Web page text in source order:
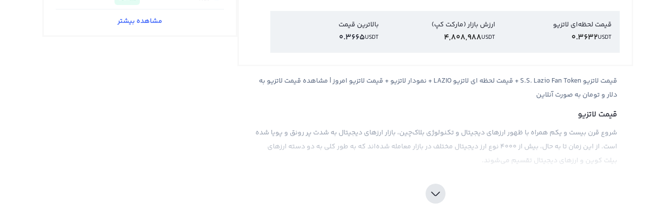
قیمت لحظه‌ای لاتزیو
USDT
0.3632
ارزش بازار (مارکت کپ)
USDT
4,808,988
بالاترین قیمت
USDT
0.3665
قیمت لاتزیو S.S. Lazio Fan Token + قیمت لحظه ای لاتزیو LAZIO + نمودار لاتزیو + قیمت لاتزیو امروز | مشاهده قیمت لاتزیو به
دلار و تومان به صورت آنلاین
قیمت لاتزیو
شروع قرن بیست و یکم همراه با ظهور ارزهای دیجیتال و تکنولوژی بلاک‌چین، بازار ارزهای دیجیتال به شدت پر رونق و پویا شده
است. از این زمان تا به حال، بیش از ۴۰۰۰ نوع ارز دیجیتال مختلف در بازار معامله شده‌اند که به طور کلی به دو دسته ارزهای
بیلت کوین و ارزهای دیجیتال تقسیم می‌شوند.
مشاهده بیشتر